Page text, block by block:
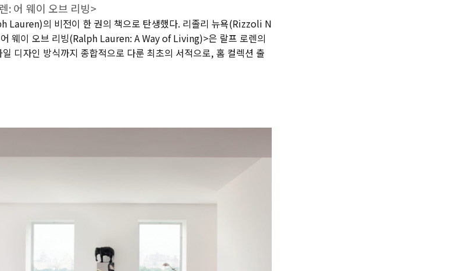
: 어 웨이 오브 리빙>
Lauren)의 비전이 한 권의 책으로 탄생했다. 리졸리 뉴욕(Rizzoli N
웨이 오브 리빙(Ralph Lauren: A Way of Living)>은 랄프 로렌의
디자인 방식까지 종합적으로 다룬 최초의 서적으로, 홈 컬렉션 출